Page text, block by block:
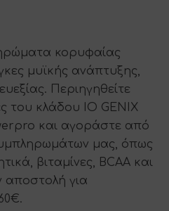
κορυφαίας
μυϊκής ανάπτυξης,
Περιηγηθείτε
του κλάδου IO GENIX
και αγοράστε από
μας, όπως
βιταμίνες, BCAA και
αποστολή για